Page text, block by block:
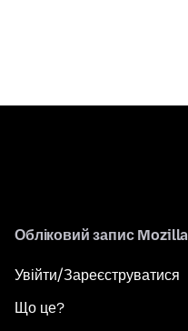
Обліковий запис Mozilla
Увійти/Зареєструватися
Що це?